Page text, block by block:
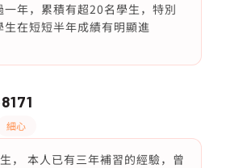
一年，累積有超20名學生，特別
生在短短半年成績有明顯進
細心
， 本人已有三年補習的經驗，曾